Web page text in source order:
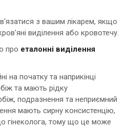
з вашим лікарем, якщо
виділення або кровотечу.
про еталонні виділення
на початку та наприкінці
та мають рідку
подразнення та неприємний
мають сирну консистенцію,
гінеколога, тому що це може